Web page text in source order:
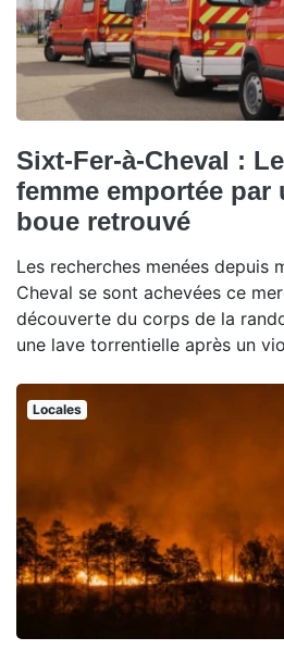
Sixt-Fer-à-Cheval :
femme emportée par
boue retrouvé
Les recherches menées depuis
Cheval se sont achevées ce
découverte du corps de la
une lave torrentielle après un
Locales